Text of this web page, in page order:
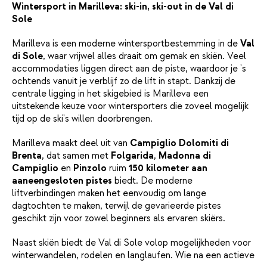
Wintersport in Marilleva: ski-in, ski-out in de Val di
Sole
Marilleva is een moderne wintersportbestemming in de Val
di Sole, waar vrijwel alles draait om gemak en skiën. Veel
accommodaties liggen direct aan de piste, waardoor je 's
ochtends vanuit je verblijf zo de lift in stapt. Dankzij de
centrale ligging in het skigebied is Marilleva een
uitstekende keuze voor wintersporters die zoveel mogelijk
tijd op de ski's willen doorbrengen.
Marilleva maakt deel uit van Campiglio Dolomiti di
Brenta, dat samen met Folgarida, Madonna di
Campiglio en Pinzolo ruim 150 kilometer aan
aaneengesloten pistes biedt. De moderne
liftverbindingen maken het eenvoudig om lange
dagtochten te maken, terwijl de gevarieerde pistes
geschikt zijn voor zowel beginners als ervaren skiërs.
Naast skiën biedt de Val di Sole volop mogelijkheden voor
winterwandelen, rodelen en langlaufen. Wie na een actieve